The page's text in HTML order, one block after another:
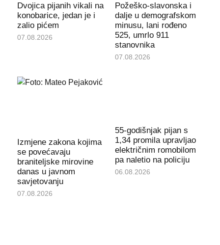
Dvojica pijanih vikali na
konobarice, jedan je i
zalio pićem
07.08.2026
Požeško-slavonska i
dalje u demografskom
minusu, lani rođeno
525, umrlo 911
stanovnika
07.08.2026
Izmjene zakona kojima
se povećavaju
braniteljske mirovine
danas u javnom
savjetovanju
07.08.2026
55-godišnjak pijan s
1,34 promila upravljao
električnim romobilom
pa naletio na policiju
06.08.2026